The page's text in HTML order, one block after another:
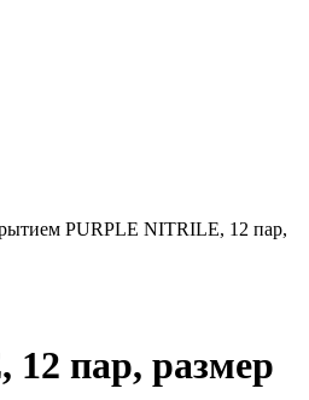
PURPLE NITRILE, 12 пар,
пар, размер